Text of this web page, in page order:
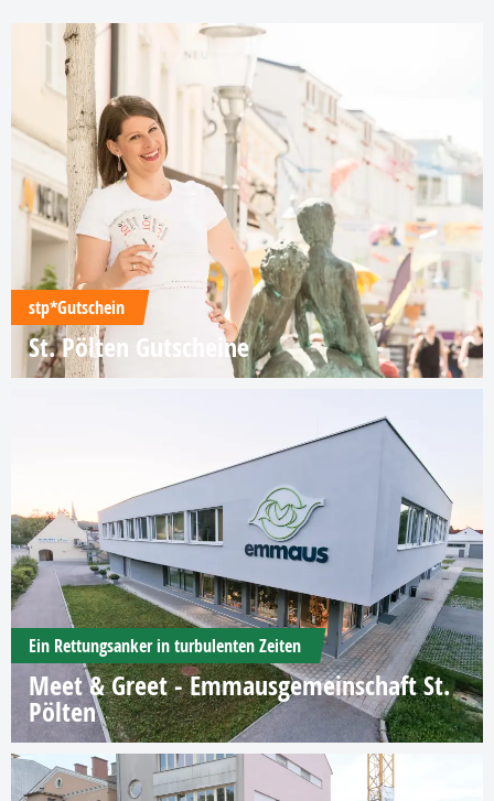
stp*Gutschein
St. Pölten Gutscheine
Ein Rettungsanker in turbulenten Zeiten
Meet & Greet - Emmausgemeinschaft St.
Pölten